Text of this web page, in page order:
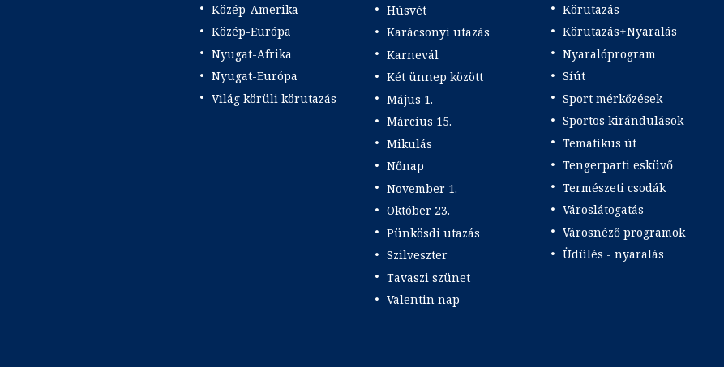
Közép-Amerika
Közép-Európa
Nyugat-Afrika
Nyugat-Európa
Világ körüli körutazás
Húsvét
Karácsonyi utazás
Karnevál
Két ünnep között
Május 1.
Március 15.
Mikulás
Nőnap
November 1.
Október 23.
Pünkösdi utazás
Szilveszter
Tavaszi szünet
Valentin nap
Körutazás
Körutazás+Nyaralás
Nyaralóprogram
Síút
Sport mérkőzések
Sportos kirándulások
Tematikus út
Tengerparti esküvő
Természeti csodák
Városlátogatás
Városnéző programok
Üdülés - nyaralás